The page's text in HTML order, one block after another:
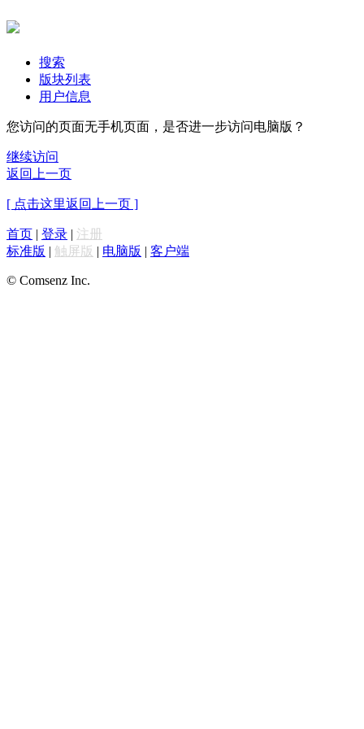
搜索
版块列表
用户信息
您访问的页面无手机页面，是否进一步访问电脑版？
继续访问
返回上一页
[ 点击这里返回上一页 ]
首页 | 登录 | 注册
标准版 | 触屏版 | 电脑版 | 客户端
© Comsenz Inc.